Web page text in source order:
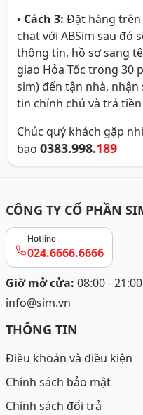
▪ Cách 3: Đặt hàng trên
chat với ABSim sau đó
thông tin, hồ sơ sang
giao Hỏa Tốc trong 30
sim) đến tận nhà,
tin chính chủ và trả
Chúc quý khách gặp
bao 0383.998.189
CÔNG TY CỔ PHẦN
Hotline
024.6666.6666
Giờ mở cửa: 08:00 - 21:00
info@sim.vn
THÔNG TIN
Điều khoản và điều kiện
Chính sách bảo mật
Chính sách đổi trả